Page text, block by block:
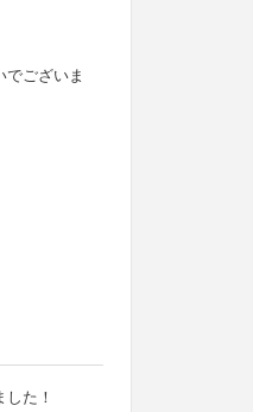
ございま
た！